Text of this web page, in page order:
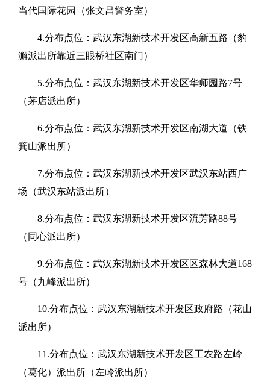
当代国际花园（张文昌警务室）
4.分布点位：武汉东湖新技术开发区高新五路（豹
澥派出所靠近三眼桥社区南门）
5.分布点位：武汉东湖新技术开发区华师园路7号
（茅店派出所）
6.分布点位：武汉东湖新技术开发区南湖大道（铁
箕山派出所）
7.分布点位：武汉东湖新技术开发区武汉东站西广
场（武汉东站派出所）
8.分布点位：武汉东湖新技术开发区流芳路88号
（同心派出所）
9.分布点位：武汉东湖新技术开发区区森林大道168
号（九峰派出所）
10.分布点位：武汉东湖新技术开发区政府路（花山
派出所）
11.分布点位：武汉东湖新技术开发区工农路左岭
（葛化）派出所（左岭派出所）